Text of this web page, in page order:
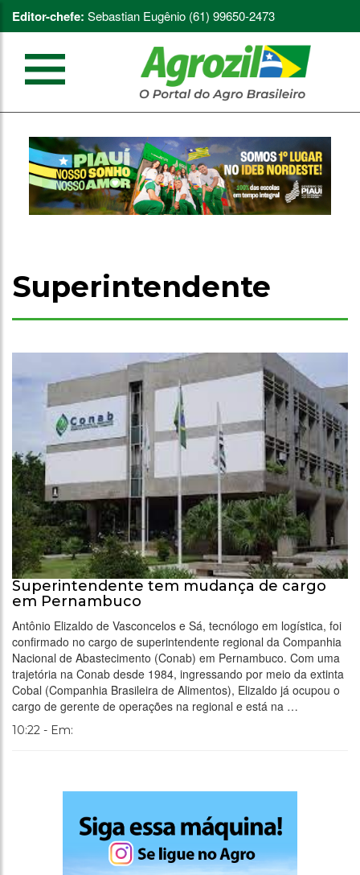
Editor-chefe: Sebastian Eugênio (61) 99650-2473
Superintendente
Superintendente tem mudança de cargo
em Pernambuco
Antônio Elizaldo de Vasconcelos e Sá, tecnólogo em logística, foi
confirmado no cargo de superintendente regional da Companhia
Nacional de Abastecimento (Conab) em Pernambuco. Com uma
trajetória na Conab desde 1984, ingressando por meio da extinta
Cobal (Companhia Brasileira de Alimentos), Elizaldo já ocupou o
cargo de gerente de operações na regional e está na …
10:22 - Em: